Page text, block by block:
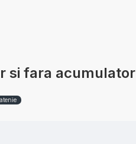
si fara acumulator